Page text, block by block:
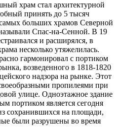
храм стал архитектурной
принять до 5 тысяч
больших храмов Северной
Спас-на-Сенной. В 19
и расширялся, в
несколько утяжелилась.
гармонировал с портиком
возведенного в 1818-1820
надзора на рынке. Этот
пропилеями при
улице. Одноэтажное здание
портиком является сегодня
сохранившихся на площади,
были разрушены во время